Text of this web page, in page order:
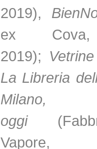
2019),
ex
2019);
La Libreria
oggi
Vapore,